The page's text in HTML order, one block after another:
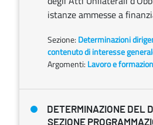
istanze ammesse a
Sezione: Determinazioni
contenuto di interesse
Argomenti: Lavoro e
DETERMINAZIONE DEL
SEZIONE